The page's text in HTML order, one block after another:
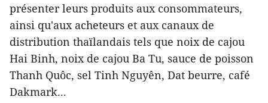
présenter leurs produits aux consommateurs,
ainsi qu'aux acheteurs et aux canaux de
distribution thaïlandais tels que noix de cajou
Hai Binh, noix de cajou Ba Tu, sauce de poisson
Thanh Quôc, sel Tinh Nguyên, Dat beurre, café
Dakmark...